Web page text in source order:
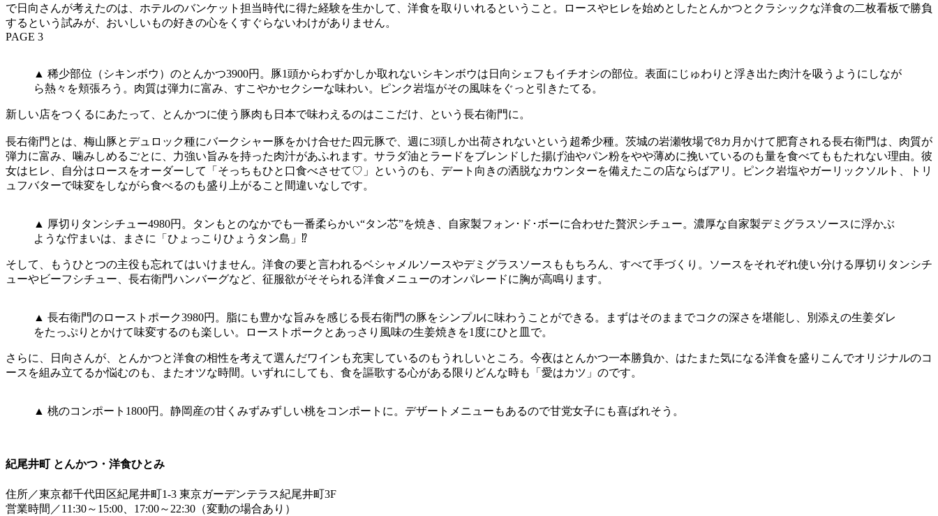
で日向さんが考えたのは、ホテルのバンケット担当時代に得た経験を生かして、洋食を取りいれるということ。ロースやヒレを始めとしたとんかつとクラシックな洋食の二枚看板で勝負
するという試みが、おいしいもの好きの心をくすぐらないわけがありません。
PAGE 3
▲ 稀少部位（シキンボウ）のとんかつ3900円。豚1頭からわずかしか取れないシキンボウは日向シェフもイチオシの部位。表面にじゅわりと浮き出た肉汁を吸うようにしなが
ら熱々を頬張ろう。肉質は弾力に富み、すこやかセクシーな味わい。ピンク岩塩がその風味をぐっと引きたてる。
新しい店をつくるにあたって、とんかつに使う豚肉も日本で味わえるのはここだけ、という長右衛門に。
長右衛門とは、梅山豚とデュロック種にバークシャー豚をかけ合せた四元豚で、週に3頭しか出荷されないという超希少種。茨城の岩瀬牧場で8カ月かけて肥育される長右衛門は、肉質が
弾力に富み、噛みしめるごとに、力強い旨みを持った肉汁があふれます。サラダ油とラードをブレンドした揚げ油やパン粉をやや薄めに挽いているのも量を食べてももたれない理由。彼
女はヒレ、自分はロースをオーダーして「そっちもひと口食べさせて♡」というのも、デート向きの洒脱なカウンターを備えたこの店ならばアリ。ピンク岩塩やガーリックソルト、トリ
ュフバターで味変をしながら食べるのも盛り上がること間違いなしです。
▲ 厚切りタンシチュー4980円。タンもとのなかでも一番柔らかい“タン芯”を焼き、自家製フォン･ド･ボーに合わせた贅沢シチュー。濃厚な自家製デミグラスソースに浮かぶ
ような佇まいは、まさに「ひょっこりひょうタン島」⁉
そして、もうひとつの主役も忘れてはいけません。洋食の要と言われるベシャメルソースやデミグラスソースももちろん、すべて手づくり。ソースをそれぞれ使い分ける厚切りタンシチ
ューやビーフシチュー、長右衛門ハンバーグなど、征服欲がそそられる洋食メニューのオンパレードに胸が高鳴ります。
▲ 長右衛門のローストポーク3980円。脂にも豊かな旨みを感じる長右衛門の豚をシンプルに味わうことができる。まずはそのままでコクの深さを堪能し、別添えの生姜ダレ
をたっぷりとかけて味変するのも楽しい。ローストポークとあっさり風味の生姜焼きを1度にひと皿で。
さらに、日向さんが、とんかつと洋食の相性を考えて選んだワインも充実しているのもうれしいところ。今夜はとんかつ一本勝負か、はたまた気になる洋食を盛りこんでオリジナルのコ
ースを組み立てるか悩むのも、またオツな時間。いずれにしても、食を謳歌する心がある限りどんな時も「愛はカツ」のです。
▲ 桃のコンポート1800円。静岡産の甘くみずみずしい桃をコンポートに。デザートメニューもあるので甘党女子にも喜ばれそう。
紀尾井町 とんかつ・洋食ひとみ
住所／東京都千代田区紀尾井町1-3 東京ガーデンテラス紀尾井町3F
営業時間／11:30～15:00、17:00～22:30（変動の場合あり）